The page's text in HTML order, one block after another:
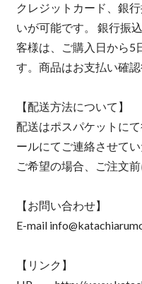
クレジットカード、銀
いが可能です。 銀行振
客様は、ご購入日から5
す。商品はお支払い確認
【配送方法について】
配送はポスパケットに
ールにてご連絡させて
ご希望の場合、ご注文前
【お問い合わせ】
E-mail
【リンク】